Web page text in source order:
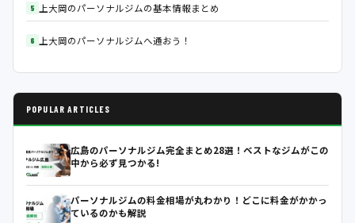
上大岡のパーソナルジムの基本情報まとめ
上大岡のパーソナルジムへ通おう！
POPULAR ARTICLES
広島のパーソナルジム完全まとめ28選！ベストなジムがこの
中から必ず見つかる!
パーソナルジムの料金相場が丸わかり！どこに料金がかかっ
ているのかも解説